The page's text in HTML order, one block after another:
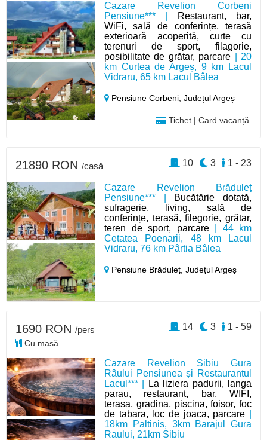
Cazare Revelion Corbeni
Pensiune*** |
Restaurant, bar,
WiFi, sală de conferințe, terasă
exterioară acoperită, curte cu
terenuri de sport, filagorie,
posibilitate de grătar, parcare | 20
km Curtea de Argeș, 9 km Lacul
Vidraru, 65 km Lacul Bâlea
Pensiune Corbeni,Județul Argeș
Tichet | Card vacanță
Cazare Revelion Brăduleț
Pensiune*** | Bucătărie dotată,
sufragerie, living, sală de
conferințe, terasă, filegorie, grătar,
teren de sport, parcare| 44 km
Cetatea Poenarii, 48 km Lacul
Vidraru, 76 km Pârtia Bâlea
Pensiune Brăduleț,Județul Argeș
21890 RON /casă 1 - 23
3
10
Cazare Revelion Sibiu Gura
Râului Pensiunea și Restaurantul
Lacul*** |
La liziera padurii, langa
parau, restaurant, bar, WIFI,
terasa, gradina, piscina, foisor, foc
de tabara, loc de joaca, parcare
18km Paltinis, 3km Barajul Gura
Raului, 21km Sibiu
1690 RON /pers
Cu masă
1 - 59
3
14